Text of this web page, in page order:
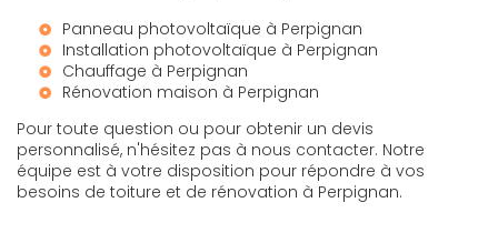
Panneau photovoltaïque à Perpignan
Installation photovoltaïque à Perpignan
Chauffage à Perpignan
Rénovation maison à Perpignan
Pour toute question ou pour obtenir un devis
personnalisé, n'hésitez pas à nous contacter. Notre
équipe est à votre disposition pour répondre à vos
besoins de toiture et de rénovation à Perpignan.